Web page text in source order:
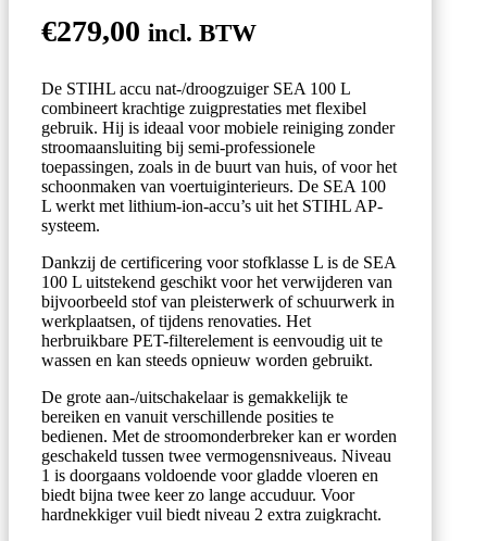
€279,00 incl. BTW
De STIHL accu nat-/droogzuiger SEA 100 L
combineert krachtige zuigprestaties met flexibel
gebruik. Hij is ideaal voor mobiele reiniging zonder
stroomaansluiting bij semi-professionele
toepassingen, zoals in de buurt van huis, of voor het
schoonmaken van voertuiginterieurs. De SEA 100
L werkt met lithium-ion-accu’s uit het STIHL AP-
systeem.
Dankzij de certificering voor stofklasse L is de SEA
100 L uitstekend geschikt voor het verwijderen van
bijvoorbeeld stof van pleisterwerk of schuurwerk in
werkplaatsen, of tijdens renovaties. Het
herbruikbare PET-filterelement is eenvoudig uit te
wassen en kan steeds opnieuw worden gebruikt.
De grote aan-/uitschakelaar is gemakkelijk te
bereiken en vanuit verschillende posities te
bedienen. Met de stroomonderbreker kan er worden
geschakeld tussen twee vermogensniveaus. Niveau
1 is doorgaans voldoende voor gladde vloeren en
biedt bijna twee keer zo lange accuduur. Voor
hardnekkiger vuil biedt niveau 2 extra zuigkracht.